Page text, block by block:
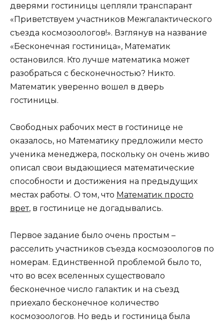
дверями гостиницы цепляли транспарант
«Приветствуем участников Межгалактического
съезда космозоологов!». Взглянув на название
«Бесконечная гостиница», Математик
остановился. Кто лучше математика может
разобраться с бесконечностью? Никто.
Математик уверенно вошел в дверь
гостиницы.
Свободных рабочих мест в гостинице не
оказалось, но Математику предложили место
ученика менеджера, поскольку он очень живо
описал свои выдающиеся математические
способности и достижения на предыдущих
местах работы. О том, что Математик просто
врет, в гостинице не догадывались.
Первое задание было очень простым –
расселить участников съезда космозоологов по
номерам. Единственной проблемой было то,
что во всех вселенных существовало
бесконечное число галактик и на съезд
приехало бесконечное количество
космозоологов. Но ведь и гостиница была